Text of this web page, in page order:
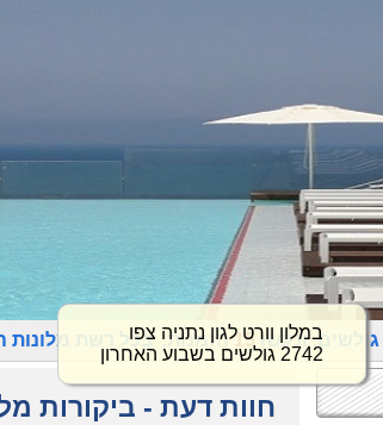
גולשים, ונעשו 15הזמנות. בכל רשת מלונות
חוות דעת - ביקורות
במלון וורט לגון נתניה צפו
2742 גולשים בשבוע האחרון